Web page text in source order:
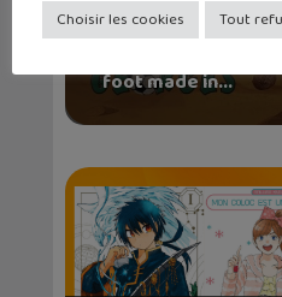
foot made in...
Choisir les cookies Tout